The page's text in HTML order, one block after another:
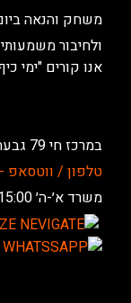
משחק והנאה
ולחיבור
אנו קורים "ימי
במרכז חי 79 גבעת עדה
טלפון / ווטסאפ - 04-6380648
משרד א׳-ה׳ 09:00-15:00